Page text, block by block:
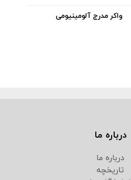
واکر مدرج آلومینیومی
درباره ما
درباره ما
تاریخچه